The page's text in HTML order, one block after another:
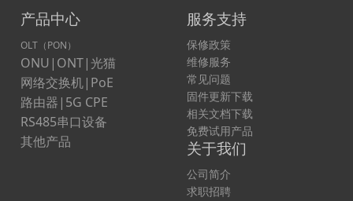
产品中心
OLT（PON）
ONU|ONT|光猫
网络交换机|PoE
路由器|5G CPE
RS485串口设备
其他产品
服务支持
保修政策
维修服务
常见问题
固件更新下载
相关文档下载
免费试用产品
关于我们
公司简介
求职招聘